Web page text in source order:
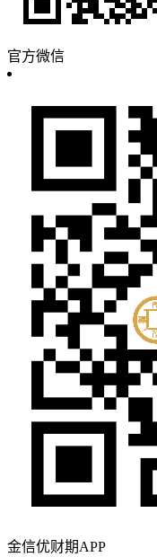
官方微信
金信优财期APP